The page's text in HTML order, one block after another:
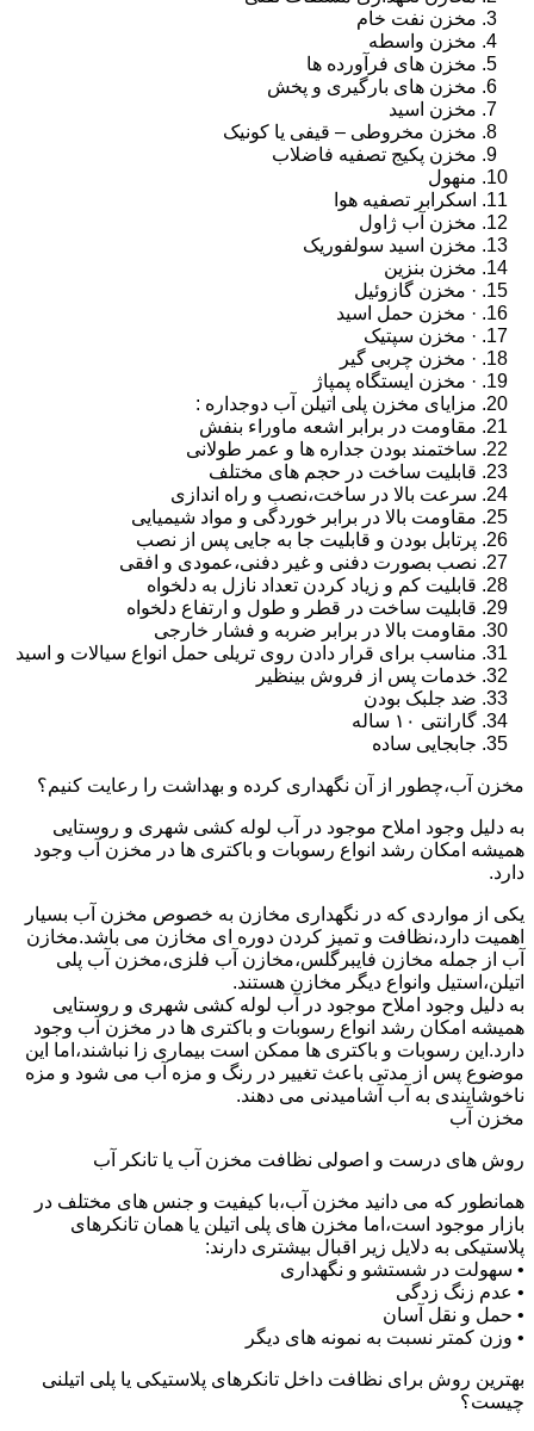
مخزن نفت خام
مخزن واسطه
مخزن های فرآورده ها
مخزن های بارگیری و پخش
مخزن اسید
مخزن مخروطی – قیفی یا کونیک
مخزن پکیج تصفیه فاضلاب
منهول
اسکرابر تصفیه هوا
مخزن آب ژاول
مخزن اسید سولفوریک
مخزن بنزین
· مخزن گازوئیل
· مخزن حمل اسید
· مخزن سپتیک
· مخزن چربی گیر
· مخزن ایستگاه پمپاژ
مزایای مخزن پلی اتیلن آب دوجداره :
مقاومت در برابر اشعه ماوراء بنفش
ساختمند بودن جداره ها و عمر طولانی
قابلیت ساخت در حجم های مختلف
سرعت بالا در ساخت،نصب و راه اندازی
مقاومت بالا در برابر خوردگی و مواد شیمیایی
پرتابل بودن و قابلیت جا به جایی پس از نصب
نصب بصورت دفنی و غیر دفنی،عمودی و افقی
قابلیت کم و زیاد کردن تعداد نازل به دلخواه
قابلیت ساخت در قطر و طول و ارتفاع دلخواه
مقاومت بالا در برابر ضربه و فشار خارجی
مناسب برای قرار دادن روی تریلی حمل انواع سیالات و اسید
خدمات پس از فروش بینظیر
ضد جلبک بودن
گارانتی ۱۰ ساله
جابجایی ساده
مخزن آب،چطور از آن نگهداری کرده و بهداشت را رعایت کنیم؟
به دلیل وجود املاح موجود در آب لوله کشی شهری و روستایی
همیشه امکان رشد انواع رسوبات و باکتری ها در مخزن آب وجود
دارد.
یکی از مواردی که در نگهداری مخازن به خصوص مخزن آب بسیار
اهمیت دارد،نظافت و تمیز کردن دوره ای مخازن می باشد.مخازن
آب از جمله مخازن فایبرگلس،مخازن آب فلزی،مخزن آب پلی
اتیلن،استیل وانواع دیگر مخازن هستند.
به دلیل وجود املاح موجود در آب لوله کشی شهری و روستایی
همیشه امکان رشد انواع رسوبات و باکتری ها در مخزن آب وجود
دارد.این رسوبات و باکتری ها ممکن است بیماری زا نباشند،اما این
موضوع پس از مدتی باعث تغییر در رنگ و مزه آب می شود و مزه
ناخوشایندی به آب آشامیدنی می دهند.
مخزن آب
روش های درست و اصولی نظافت مخزن آب یا تانکر آب
همانطور که می دانید مخزن آب،با کیفیت و جنس های مختلف در
بازار موجود است،اما مخزن های پلی اتیلن یا همان تانکرهای
پلاستیکی به دلایل زیر اقبال بیشتری دارند:
• سهولت در شستشو و نگهداری
• عدم زنگ زدگی
• حمل و نقل آسان
• وزن کمتر نسبت به نمونه های دیگر
بهترین روش برای نظافت داخل تانکرهای پلاستیکی یا پلی اتیلنی
چیست؟